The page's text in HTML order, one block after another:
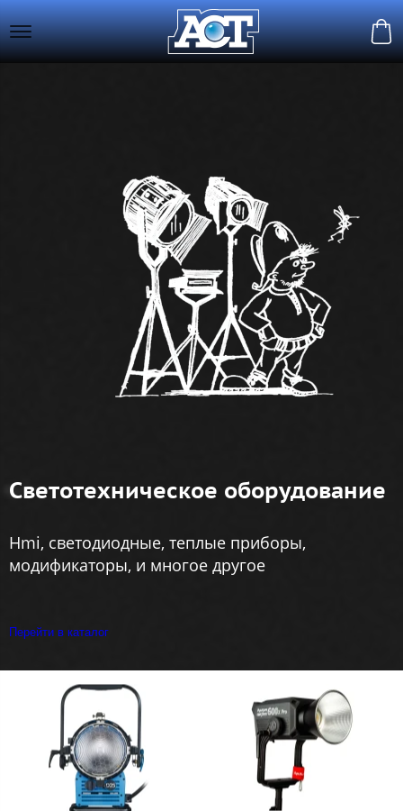
Светотехническое оборудование
Hmi, светодиодные, теплые приборы,
модификаторы, и многое другое
Перейти в каталог